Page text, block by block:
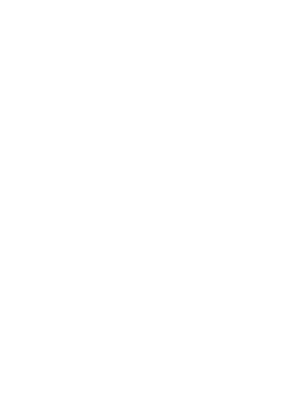
श्री
कहां चला गया